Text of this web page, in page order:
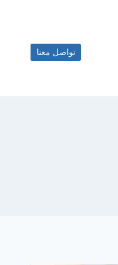
تواصل معنا